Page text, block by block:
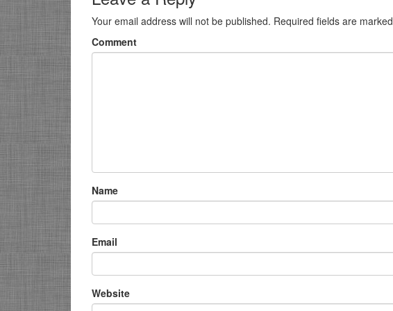
Your email address will not be published. Required fields are marked
Comment
Name
Email
Website